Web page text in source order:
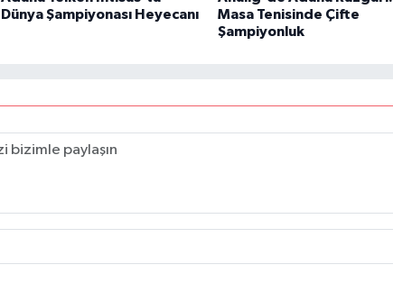
Dünya Şampiyonası Heyecanı
Masa Tenisinde Çifte
Şampiyonluk